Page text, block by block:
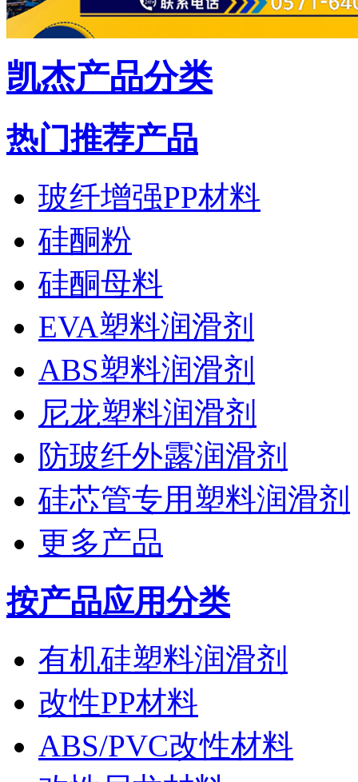
凯杰产品分类
热门推荐产品
玻纤增强PP材料
硅酮粉
硅酮母料
EVA塑料润滑剂
ABS塑料润滑剂
尼龙塑料润滑剂
防玻纤外露润滑剂
硅芯管专用塑料润滑剂
更多产品
按产品应用分类
有机硅塑料润滑剂
改性PP材料
ABS/PVC改性材料